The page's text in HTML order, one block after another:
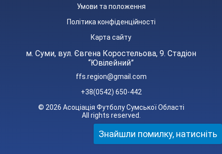
Умови та положення
Політика конфіденційності
Карта сайту
м. Суми, вул. Євгена Коростельова, 9. Стадіон
“Ювілейний”
ffs.region@gmail.com
+38(0542) 650-442
© 2026 Асоціація Футболу Сумської Області
All rights reserved.
Знайшли помилку, натисніть